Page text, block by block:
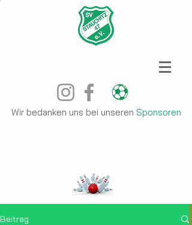
Wir bedanken uns bei unseren Sponsoren
Beitrag